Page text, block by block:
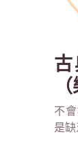
不
是